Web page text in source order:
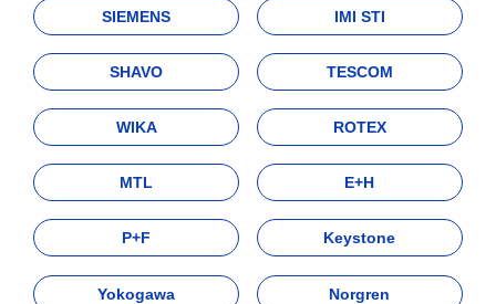
SIEMENS IMI STI
SHAVO TESCOM
WIKA ROTEX
MTL E+H
P+F Keystone
Yokogawa Norgren